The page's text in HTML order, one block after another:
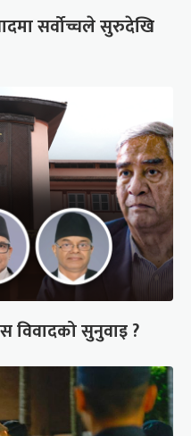
सर्वोच्चले सुरुदेखि
विवादको सुनुवाइ ?